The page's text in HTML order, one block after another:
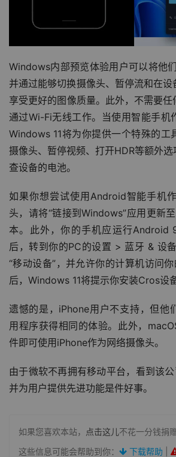
Windows内部预览体验用户可以将他
并通过能够切换摄像头、暂停流和在
享受更好的图像质量。此外，不需要
通过Wi-Fi无线工作。当使用智能手机
Windows 11将为你提供一个特殊的工
摄像头、暂停视频、打开HDR等额外
查设备的电池。
如果你想尝试使用Android智能手机
头，请将“链接到Windows”应用更新
本。此外，你的手机应运行Android
后，转到你的PC的设置 > 蓝牙 & 设
“移动设备”，并允许你的计算机访问
后，Windows 11将提示你安装Cros设
遗憾的是，iPhone用户不支持，但他
用程序获得相同的体验。此外，
件即可使用iPhone作为网络摄像头。
由于微软不再拥有移动平台，看到该
并为用户提供先进功能是件好事。
如果您喜欢本站， 点击这儿不花一分钱捐
这些信息可能会帮助到你：
下载帮助